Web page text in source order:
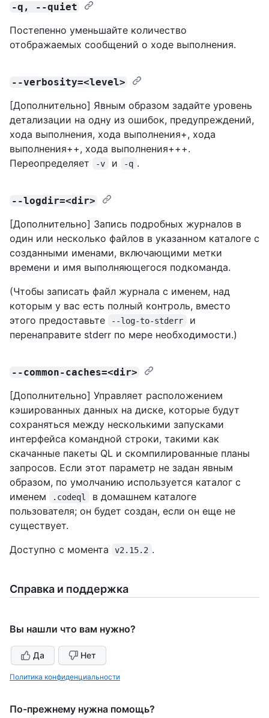
-q, --quiet
Постепенно уменьшайте количество
отображаемых сообщений о ходе выполнения.
--verbosity=<level>
[Дополнительно] Явным образом задайте уровень
детализации на одну из ошибок, предупреждений,
хода выполнения, хода выполнения+, хода
выполнения++, хода выполнения+++.
Переопределяет
-v и -q .
--logdir=<dir>
[Дополнительно] Запись подробных журналов в
один или несколько файлов в указанном каталоге с
созданными именами, включающими метки
времени и имя выполняющегося подкоманда.
(Чтобы записать файл журнала с именем, над
которым у вас есть полный контроль, вместо
этого предоставьте
--log-to-stderr
и
перенаправите stderr по мере необходимости.)
--common-caches=<dir>
[Дополнительно] Управляет расположением
кэшированных данных на диске, которые будут
сохраняться между несколькими запусками
интерфейса командной строки, такими как
скачанные пакеты QL и скомпилированные планы
запросов. Если этот параметр не задан явным
образом, по умолчанию используется каталог с
именем
.codeql
в домашнем каталоге
пользователя; он будет создан, если он еще не
существует.
Доступно с момента
v2.15.2 .
Справка и поддержка
Вы нашли что вам нужно?
Да Нет
Политика конфиденциальности
По-прежнему нужна помощь?